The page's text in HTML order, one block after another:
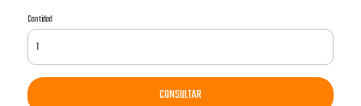
Cantidad
CONSULTAR